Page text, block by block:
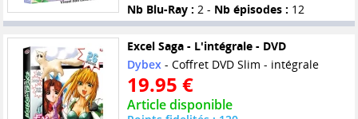
Nb Blu-Ray : 2 - Nb épisodes : 12
Excel Saga - L'intégrale - DVD
Dybex- Coffret DVD Slim - intégrale
19.95 €
Article disponible